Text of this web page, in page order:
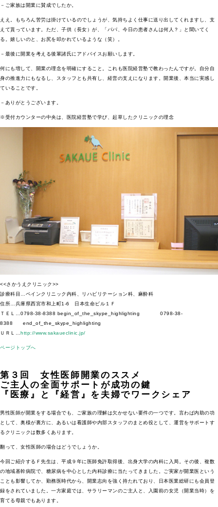
－ご家族は開業に賛成でしたか。
ええ。もちろん苦労は掛けているのでしょうが、気持ちよく仕事に送り出してくれますし、支
えて貰っています。ただ、子供（長女）が、「パパ、今日の患者さんは何人？」と聞いてく
る。嬉しいのと、お尻を叩かれているような（笑）。
－最後に開業を考える後輩諸氏にアドバイスお願いします。
何にも増して、開業の理念を明確にすること。これも医院経営塾で教わったんですが。自分自
身の推進力にもなるし、スタッフとも共有し、経営の支えになります。開業後、本当に実感し
ていることです。
－ありがとうございます。
※受付カウンターの中央は、医院経営塾で学び、起草したクリニックの理念
<<さかうえクリニック>>
診療科目…ペインクリニック内科、リハビリテーション科、麻酔科
住所…兵庫県西宮市和上町1-6 日本生命ビル１Ｆ
ＴＥＬ…0798-38-8388 begin_of_the_skype_highlighting 0798-38-
8388 end_of_the_skype_highlighting
ＵＲＬ… http://www.sakaueclinic.jp/
ページトップへ
第３回 女性医師開業のススメ
ご主人の全面サポートが成功の鍵
『医療』と『経営』を夫婦でワークシェア
男性医師が開業をする場合でも、ご家族の理解は欠かせない要件の一つです。言わば内助の功
として、奥様が裏方に、あるいは看護師や内部スタッフのまとめ役として、運営をサポートす
るクリニックは数多くあります。
翻って、女性医師の場合はどうでしょうか。
今回ご紹介するＦ先生は、平成９年に医師免許取得後、出身大学の内科に入局。その後、複数
の地域基幹病院で、糖尿病を中心とした内科診療に当たってきました。ご実家が開業医という
ことも影響してか、勤務医時代から、開業志向を強く持たれており、日本医業総研にも会員登
録をされていました。一方家庭では、サラリーマンのご主人と、入園前の女児（開業当時）を
育てる母親でもあります。